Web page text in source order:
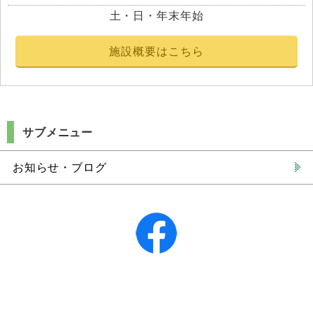
土・日・年末年始
施設概要はこちら
サブメニュー
お知らせ・ブログ